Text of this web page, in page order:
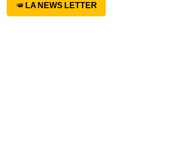
LA NEWS LETTER